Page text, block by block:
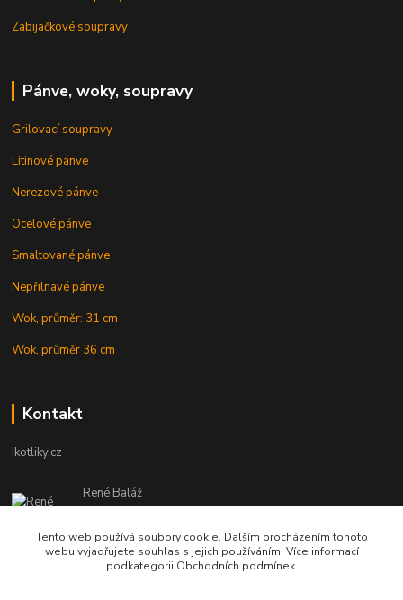
Zabijačkové soupravy
Pánve, woky, soupravy
Grilovací soupravy
Litinové pánve
Nerezové pánve
Ocelové pánve
Smaltované pánve
Nepřilnavé pánve
Wok, průměr: 31 cm
Wok, průměr 36 cm
Kontakt
ikotliky.cz
René Baláž
Eshop: +421 902 212 007
od 8:00 - do 16:00 hod
info@ikotliky.cz
Tento web používá soubory cookie. Dalším procházením tohoto
webu vyjadřujete souhlas s jejich používáním. Více informací
podkategorii Obchodních podmínek.